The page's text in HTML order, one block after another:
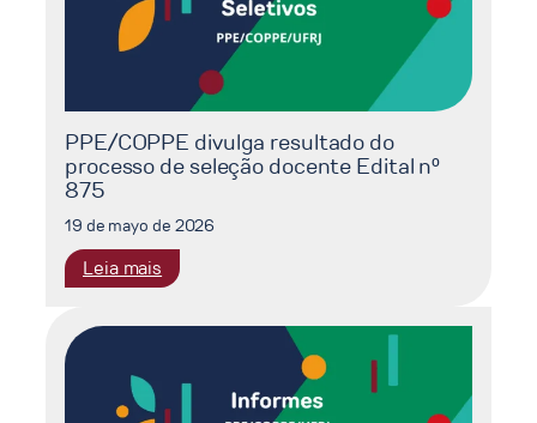
PPE/COPPE divulga resultado do
processo de seleção docente Edital nº
875
19 de mayo de 2026
Leia mais
PPE/COPPE
divulga
processo